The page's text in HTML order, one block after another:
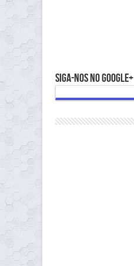
Siga-nos no Google+